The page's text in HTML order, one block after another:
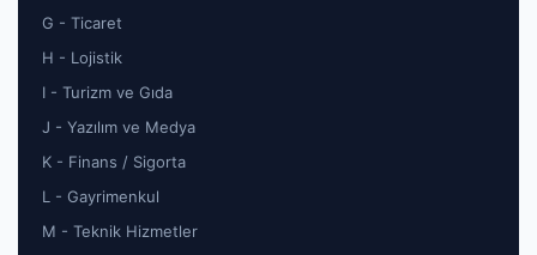
G - Ticaret
H - Lojistik
I - Turizm ve Gıda
J - Yazılım ve Medya
K - Finans / Sigorta
L - Gayrimenkul
M - Teknik Hizmetler